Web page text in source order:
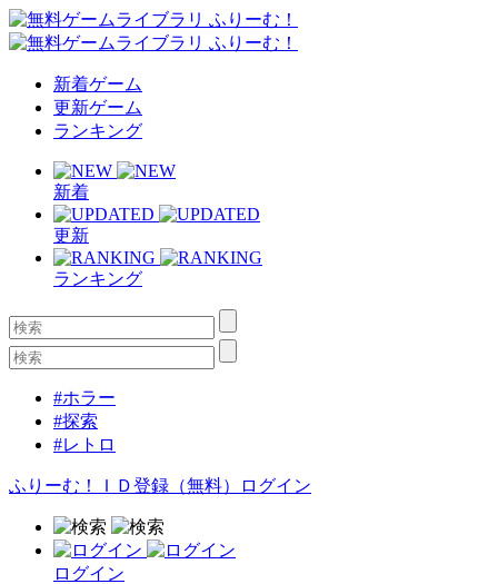
新着ゲーム
更新ゲーム
ランキング
新着
更新
ランキング
#ホラー
#探索
#レトロ
ふりーむ！ＩＤ登録（無料） ログイン
ログイン